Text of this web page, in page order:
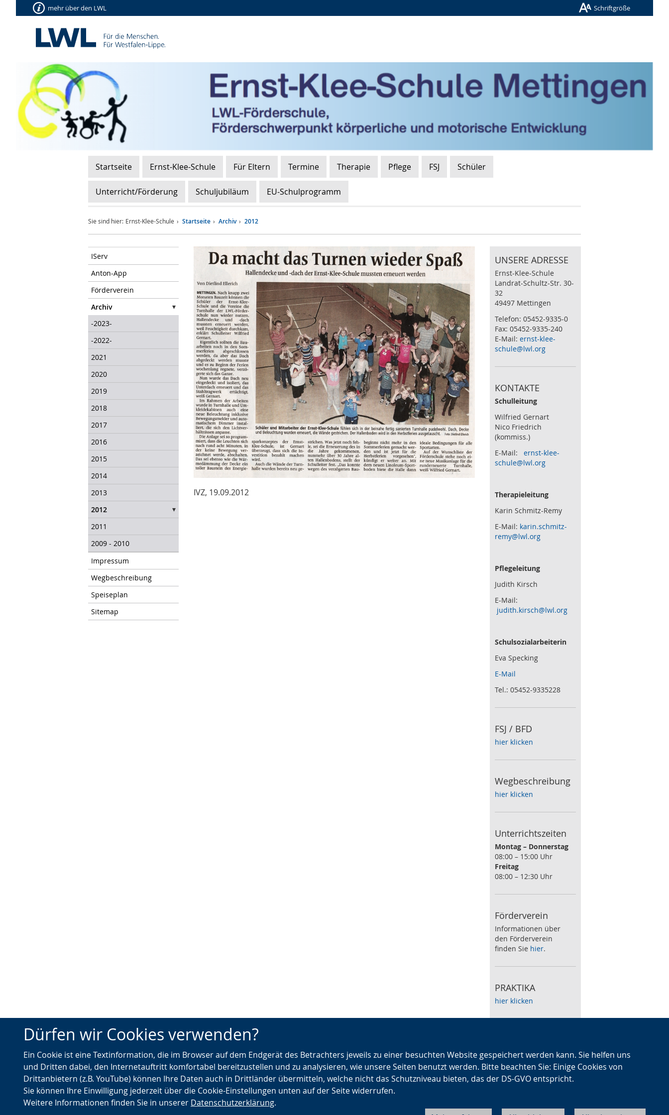
Dürfen wir Cookies verwenden?
Ein Cookie ist eine Textinformation, die im Browser auf dem Endgerät des Betrachters jeweils zu einer besuchten Website gespeichert werden kann. Sie helfen uns
und Dritten dabei, den Internetauftritt komfortabel bereitzustellen und zu analysieren, wie unsere Seiten benutzt werden. Bitte beachten Sie: Einige Cookies von
Drittanbietern (z.B. YouTube) können Ihre Daten auch in Drittländer übermitteln, welche nicht das Schutzniveau bieten, das der DS-GVO entspricht.
Sie können Ihre Einwilligung jederzeit über die Cookie-Einstellungen unten auf der Seite widerrufen.
Weitere Informationen finden Sie in unserer Datenschutzerklärung.
mehr über den LWL Schriftgröße
Startseite Ernst-Klee-Schule Für Eltern Termine Therapie Pflege FSJ Schüler
Unterricht/Förderung Schuljubiläum EU-Schulprogramm
Sie sind hier: Ernst-Klee-Schule Startseite Archiv 2012
IServ
Anton-App
Förderverein
Archiv
-2023-
-2022-
2021
2020
2019
2018
2017
2016
2015
2014
2013
2012
2011
2009 - 2010
Impressum
Wegbeschreibung
Speiseplan
Sitemap
IVZ, 19.09.2012
UNSERE ADRESSE
Ernst-Klee-Schule
Landrat-Schultz-Str. 30-
32
49497 Mettingen
Telefon: 05452-9335-0
Fax: 05452-9335-240
E-Mail:ernst-klee-
schule@lwl.org
KONTAKTE
Schulleitung
Wilfried Gernart
Nico Friedrich
(kommiss.)
E-Mail:ernst-klee-
schule@lwl.org
Therapieleitung
Karin Schmitz-Remy
E-Mail: karin.schmitz-
remy@lwl.org
Pflegeleitung
Judith Kirsch
E-Mail:
judith.kirsch@lwl.org
Schulsozialarbeiterin
Eva Specking
E-Mail
Tel.: 05452-9335228
FSJ / BFD
hier klicken
Wegbeschreibung
hier klicken
Unterrichtszeiten
Montag – Donnerstag
08:00 – 15:00 Uhr
Freitag
08:00 – 12:30 Uhr
Förderverein
Informationen über
den Förderverein
finden Sie hier.
PRAKTIKA
hier klicken
Zum wöchentlichen
Speiseplan klicken Sie
hier.